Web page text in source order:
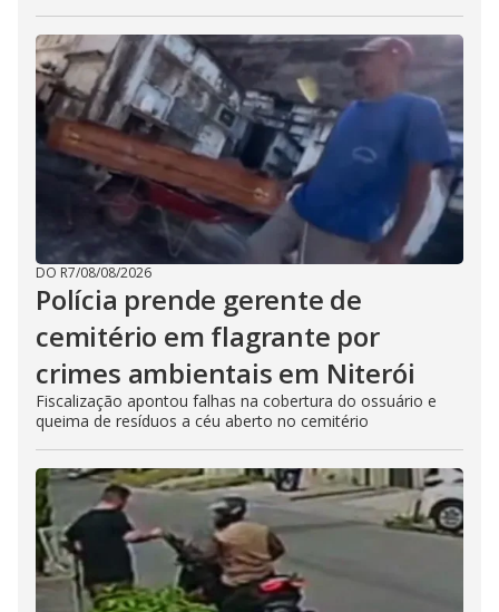
DO R7/08/08/2026
Polícia prende gerente de
cemitério em flagrante por
crimes ambientais em Niterói
Fiscalização apontou falhas na cobertura do ossuário e
queima de resíduos a céu aberto no cemitério